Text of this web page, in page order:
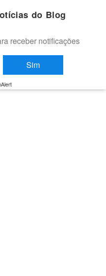
Petrolina e do Vale do São
do Blog
receber notificações
Sim